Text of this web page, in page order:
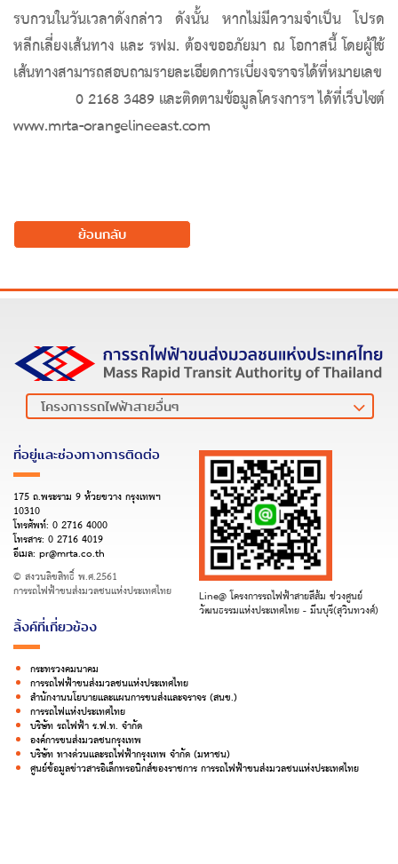
รบกวนในวันเวลาดังกล่าว ดังนั้น หากไม่มีความจำเป็น โปรด
หลีกเลี่ยงเส้นทาง และ รฟม. ต้องขออภัยมา ณโอกาสนี้โดยผู้ใช้
เส้นทางสามารถสอบถามรายละเอียดการเบี่ยงจราจรได้ที่หมายเลข
0 2168 3489 และติดตามข้อมูลโครงการฯ ได้ที่เว็บไซต์
www.mrta-orangelineeast.com
ย้อนกลับ
ที่อยู่และช่องทางการติดต่อ
175 ถ.พระราม 9 ห้วยขวาง กรุงเทพฯ
10310
โทรศัพท์: 0 2716 4000
โทรสาร: 0 2716 4019
อีเมล: pr@mrta.co.th
© สงวนลิขสิทธิ์ พ.ศ.2561
การรถไฟฟ้าขนส่งมวลชนแห่งประเทศไทย Line@ โครงการรถไฟฟ้าสายสีส้ม ช่วงศูนย์
วัฒนธรรมแห่งประเทศไทย - มีนบุรี(สุวินทวงศ์)
ลิ้งค์ที่เกี่ยวข้อง
กระทรวงคมนาคม
การรถไฟฟ้าขนส่งมวลชนแห่งประเทศไทย
สำนักงานนโยบายและแผนการขนส่งและจราจร (สนข.)
การรถไฟแห่งประเทศไทย
บริษัท รถไฟฟ้า ร.ฟ.ท. จำกัด
องค์การขนส่งมวลชนกรุงเทพ
บริษัท ทางด่วนและรถไฟฟ้ากรุงเทพ จำกัด (มหาชน)
ศูนย์ข้อมูลข่าวสารอิเล็กทรอนิกส์ของราชการ การรถไฟฟ้าขนส่งมวลชนแห่งประเทศไทย